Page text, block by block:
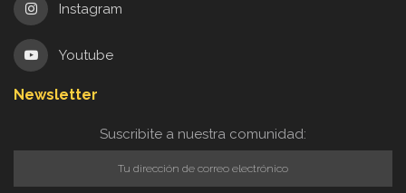
Instagram
Youtube
Newsletter
Suscribite a nuestra comunidad: